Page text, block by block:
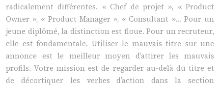
radicalement différentes. « Chef de projet », « Product
Owner », « Product Manager », « Consultant »… Pour un
jeune diplômé, la distinction est floue. Pour un recruteur,
elle est fondamentale. Utiliser le mauvais titre sur une
annonce est le meilleur moyen d’attirer les mauvais
profils. Votre mission est de regarder au-delà du titre et
de décortiquer les verbes d’action dans la section